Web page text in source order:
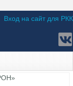
Вход на сайт для РКК